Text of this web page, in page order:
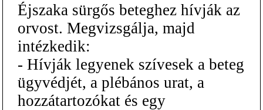
Éjszaka sürgős beteghez hívják az
orvost. Megvizsgálja, majd
intézkedik:
- Hívják legyenek szívesek a beteg
ügyvédjét, a plébános urat, a
hozzátartozókat és egy